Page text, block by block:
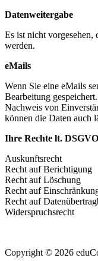
Datenweitergabe
Es ist nicht vorgesehen,
werden.
eMails
Wenn Sie eine eMails
Bearbeitung
Nachweis von
können die Daten auch
Ihre Rechte lt.
Auskunftsrecht
Recht auf Berichtigung
Recht auf Löschung
Recht auf
Recht auf
Widerspruchsrecht
Copyright © 2026